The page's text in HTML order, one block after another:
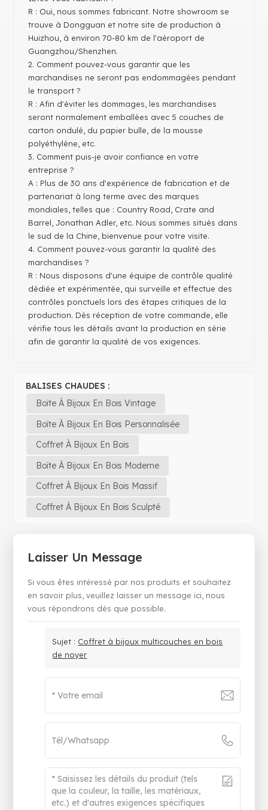
R : Oui, nous sommes fabricant. Notre showroom se
trouve à Dongguan et notre site de production à
Huizhou, à environ 70-80 km de l'aéroport de
Guangzhou/Shenzhen.
2. Comment pouvez-vous garantir que les
marchandises ne seront pas endommagées pendant
le transport ?
R : Afin d'éviter les dommages, les marchandises
seront normalement emballées avec 5 couches de
carton ondulé, du papier bulle, de la mousse
polyéthylène, etc.
3. Comment puis-je avoir confiance en votre
entreprise ?
A : Plus de 30 ans d'expérience de fabrication et de
partenariat à long terme avec des marques
mondiales, telles que : Country Road, Crate and
Barrel, Jonathan Adler, etc. Nous sommes situés dans
le sud de la Chine, bienvenue pour votre visite.
4. Comment pouvez-vous garantir la qualité des
marchandises ?
R : Nous disposons d'une équipe de contrôle qualité
dédiée et expérimentée, qui surveille et effectue des
contrôles ponctuels lors des étapes critiques de la
production. Dès réception de votre commande, elle
vérifie tous les détails avant la production en série
afin de garantir la qualité de vos exigences.
BALISES CHAUDES :
Boîte À Bijoux En Bois Vintage
Boîte À Bijoux En Bois Personnalisée
Coffret À Bijoux En Bois
Boîte À Bijoux En Bois Moderne
Coffret À Bijoux En Bois Massif
Coffret À Bijoux En Bois Sculpté
Laisser Un Message
Si vous êtes intéressé par nos produits et souhaitez
en savoir plus, veuillez laisser un message ici, nous
vous répondrons dès que possible.
Sujet : Coffret à bijoux multicouches en bois
de noyer